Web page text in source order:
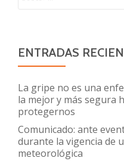
ENTRADAS
La gripe no es una
la mejor y más segura
protegernos
Comunicado: ante
durante la vigencia de
meteorológica